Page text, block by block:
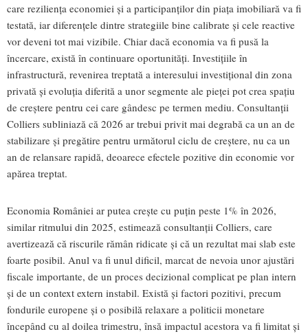
care reziliența economiei și a participanților din piața imobiliară va fi
testată, iar diferențele dintre strategiile bine calibrate și cele reactive
vor deveni tot mai vizibile. Chiar dacă economia va fi pusă la
încercare, există în continuare oportunități. Investițiile în
infrastructură, revenirea treptată a interesului investițional din zona
privată și evoluția diferită a unor segmente ale pieței pot crea spațiu
de creștere pentru cei care gândesc pe termen mediu. Consultanții
Colliers subliniază că 2026 ar trebui privit mai degrabă ca un an de
stabilizare și pregătire pentru următorul ciclu de creștere, nu ca un
an de relansare rapidă, deoarece efectele pozitive din economie vor
apărea treptat.
Economia României ar putea crește cu puțin peste 1% în 2026,
similar ritmului din 2025, estimează consultanții Colliers, care
avertizează că riscurile rămân ridicate și că un rezultat mai slab este
foarte posibil. Anul va fi unul dificil, marcat de nevoia unor ajustări
fiscale importante, de un proces decizional complicat pe plan intern
și de un context extern instabil. Există și factori pozitivi, precum
fondurile europene și o posibilă relaxare a politicii monetare
începând cu al doilea trimestru, însă impactul acestora va fi limitat și